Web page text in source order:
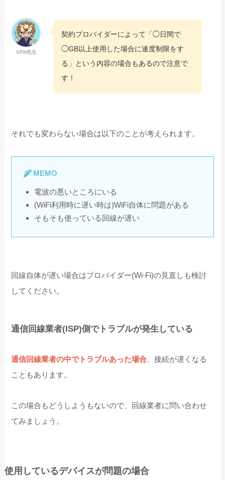
VPN先生
契約プロバイダーによって「◯日間で
◯GB以上使用した場合に速度制限をす
る」という内容の場合もあるので注意で
す！
それでも変わらない場合は以下のことが考えられます。
MEMO
電波の悪いところにいる
(WiFi利用時に遅い時は)WiFi自体に問題がある
そもそも使っている回線が遅い
回線自体が遅い場合はプロバイダー(Wi-Fi)の見直しも検討
してください。
通信回線業者(ISP)側でトラブルが発生している
通信回線業者の中でトラブルあった場合 、接続が遅くなる
こともあります。
この場合もどうしようもないので、回線業者に問い合わせ
てみましょう。
使用しているデバイスが問題の場合